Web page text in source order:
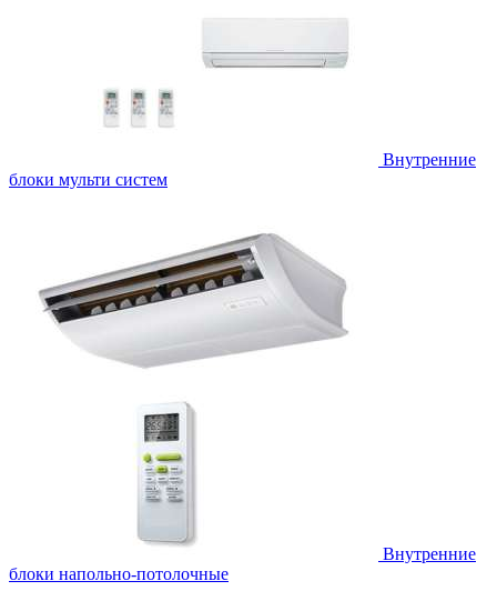
Внутренние
блоки мульти систем
Внутренние
блоки напольно-потолочные